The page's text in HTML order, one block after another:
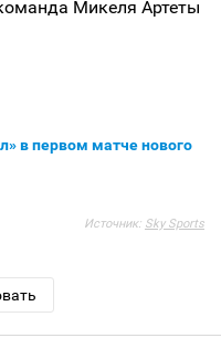
Микеля Артеты
в первом матче нового
Источник: Sky Sports